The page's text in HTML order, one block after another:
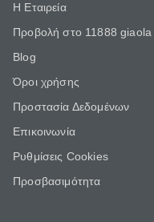
Η Εταιρεία
Προβολή στο 11888 giaola
Blog
Όροι χρήσης
Προστασία Δεδομένων
Επικοινωνία
Ρυθμίσεις Cookies
Προσβασιμότητα